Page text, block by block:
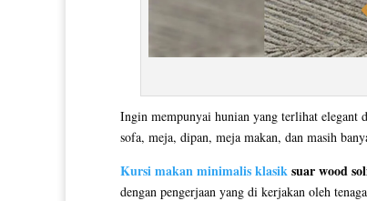
Ingin mempunyai hunian yang terlihat elegant
sofa, meja, dipan, meja makan, dan masih
Kursi makan minimalis klasiksuar wood
dengan pengerjaan yang di kerjakan oleh